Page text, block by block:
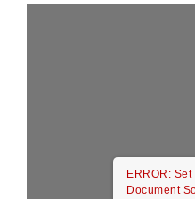
ERROR: Set
Document